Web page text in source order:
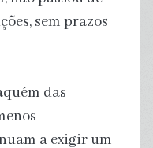
sem prazos
das
a exigir um